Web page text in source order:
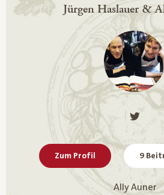
Jürgen Haslauer &
Zum Profil 9
Ally Auner